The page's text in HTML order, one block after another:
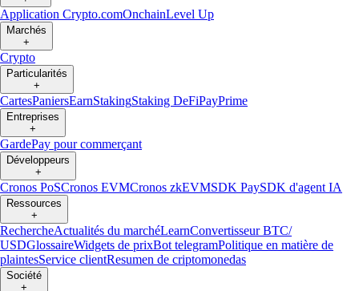
Application Crypto.comOnchainLevel Up
Marchés
+
Crypto
Particularités
+
CartesPaniersEarnStakingStaking DeFiPayPrime
Entreprises
+
GardePay pour commerçant
Développeurs
+
Cronos PoSCronos EVMCronos zkEVMSDK PaySDK d'agent IA
Ressources
+
RechercheActualités du marchéLearnConvertisseur BTC/
USDGlossaireWidgets de prixBot telegramPolitique en matière de
plaintesService clientResumen de criptomonedas
Société
+